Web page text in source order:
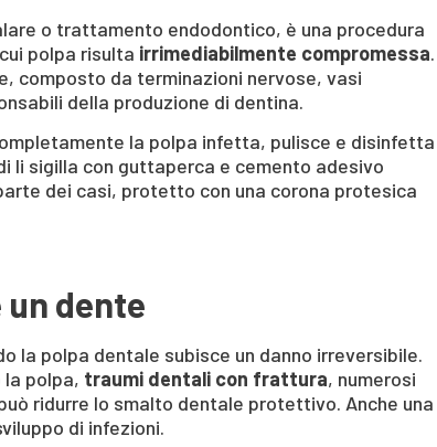
o trattamento endodontico, è una procedura
polpa risulta irrimediabilmente compromessa.
composto da terminazioni nervose, vasi
della produzione di dentina.
la polpa infetta, pulisce e disinfetta
li sigilla con guttaperca e cemento adesivo
dei casi, protetto con una corona protesica
dente
la polpa dentale subisce un danno irreversibile.
la polpa, traumi dentali con frattura, numerosi
ridurre lo smalto dentale protettivo. Anche una
di infezioni.